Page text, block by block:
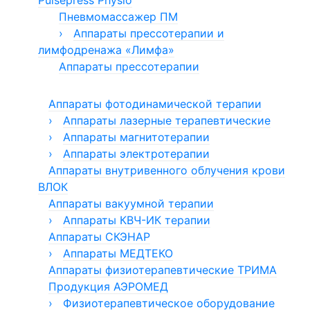
Электроды для резектоскопии
Эндовидеохирургические стойки для
урологии
Пневмомассажер ПМ
›
Аппараты прессотерапии и
лимфодренажа «Лимфа»
Манжеты для прессотерапии
Аппараты прессотерапии
Аппараты фотодинамической терапии
›
Аппараты лазерные терапевтические
Аппараты лазерные полупроводниковые
терапевтические АЛП-01-"ЛАТОН"
Инструменты для терапевтических
лазеров
Аппарат Милта
›
Аппараты магнитотерапии
Магнит МЕДТЕКО
›
Аппараты электротерапии
Аппараты УЛЬТРАДАР
Аппараты ЭЛЭСКУЛАП
Аппарат ЭЛАД
Аппарат ФОРЕЗ
Аппараты Мустанг
Аппараты внутривенного облучения крови
ВЛОК
Аппараты вакуумной терапии
›
Аппараты КВЧ-ИК терапии
Аппараты КВЧ-терапии Стелла
Аппараты Спинор
Аппараты СКЭНАР
›
Аппараты МЕДТЕКО
Аппарат АФК
Аппарат высокочастотной магнитотерапии
Аппарат ДМВ-терапии
Аппараты физиотерапевтические ТРИМА
Продукция АЭРОМЕД
›
Физиотерапевтическое оборудование